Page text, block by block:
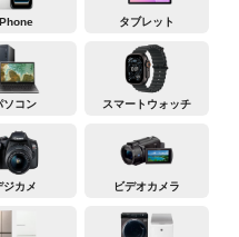
タブレット
ソコン スマートウォッチ
ジカメ ビデオカメラ